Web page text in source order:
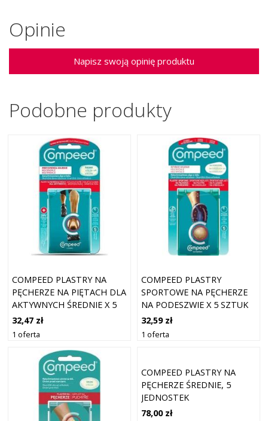
Opinie
Napisz swoją opinię produktu
Podobne produkty
COMPEED PLASTRY NA
PĘCHERZE NA PIĘTACH DLA
AKTYWNYCH ŚREDNIE X 5
SZTUK
32,47 zł
1 oferta
COMPEED PLASTRY
SPORTOWE NA PĘCHERZE
NA PODESZWIE X 5 SZTUK
32,59 zł
1 oferta
COMPEED PLASTRY NA
PĘCHERZE ŚREDNIE, 5
JEDNOSTEK
78,00 zł